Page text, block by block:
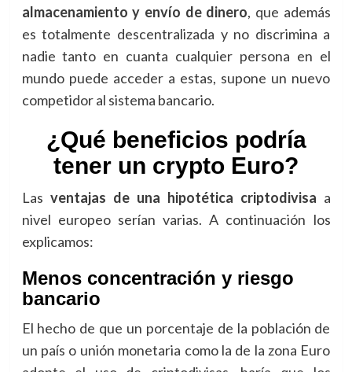
almacenamiento y envío de dinero, que además
es totalmente descentralizada y no discrimina a
nadie tanto en cuanta cualquier persona en el
mundo puede acceder a estas, supone un nuevo
competidor al sistema bancario.
¿Qué beneficios podría
tener un crypto Euro?
Las ventajas de una hipotética criptodivisa a
nivel europeo serían varias. A continuación los
explicamos:
Menos concentración y riesgo
bancario
El hecho de que un porcentaje de la población de
un país o unión monetaria como la de la zona Euro